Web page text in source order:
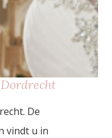
De
vindt u in